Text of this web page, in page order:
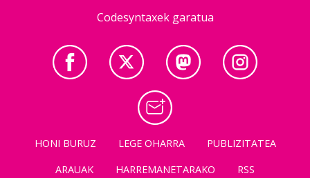
Codesyntaxek garatua
HONI BURUZ LEGE OHARRA
PUBLIZITATEA
ARAUAK
HARREMANETARAKO RSS